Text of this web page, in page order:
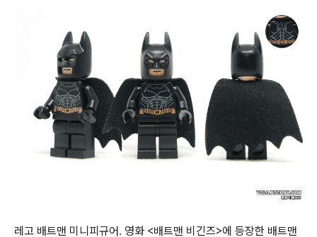
레고 배트맨 미니피규어. 영화 <배트맨 비긴즈>에 등장한 배트맨